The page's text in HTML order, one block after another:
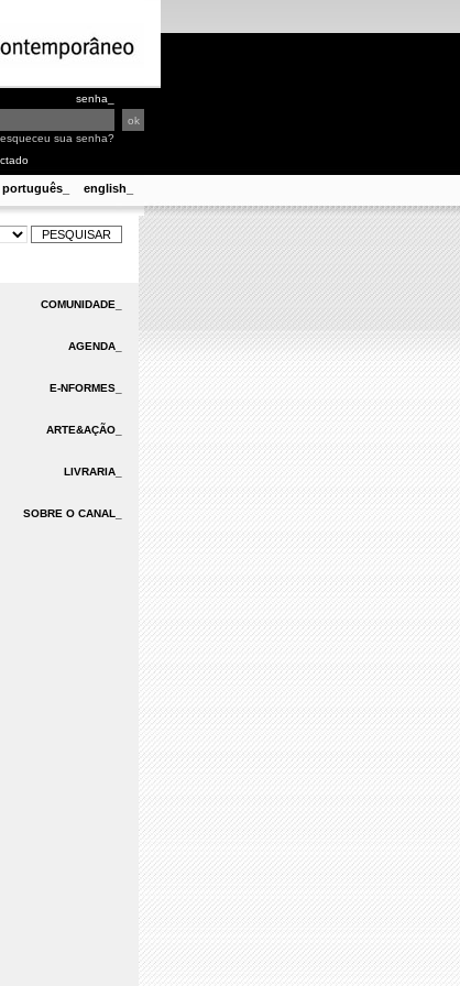
senha_
esqueceu sua senha?
português_ english_
COMUNIDADE_
AGENDA_
E-NFORMES_
ARTE&AÇÃO_
LIVRARIA_
SOBRE O CANAL_